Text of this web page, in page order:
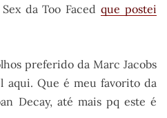
da Too Facedque postei
preferido da Marc Jacobs
aqui. Que é meu favorito da
Decay, até mais pq este é